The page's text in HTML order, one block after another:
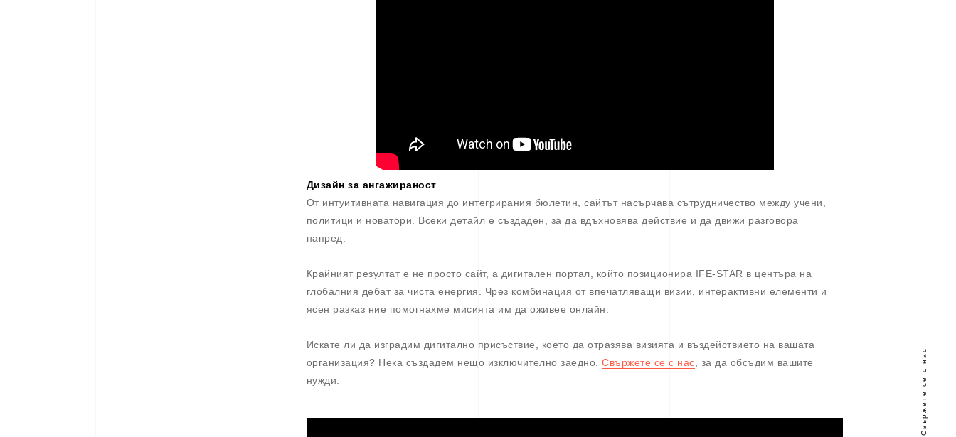
Свържете се с нас
Дизайн за ангажираност
От интуитивната навигация до интегрирания бюлетин, сайтът насърчава сътрудничество между учени,
политици и новатори. Всеки детайл е създаден, за да вдъхновява действие и да движи разговора
напред.
Крайният резултат е не просто сайт, а дигитален портал, който позиционира IFE-STAR в центъра на
глобалния дебат за чиста енергия. Чрез комбинация от впечатляващи визии, интерактивни елементи и
ясен разказ ние помогнахме мисията им да оживее онлайн.
Искате ли да изградим дигитално присъствие, което да отразява визията и въздействието на вашата
организация? Нека създадем нещо изключително заедно.Свържете се с нас , за да обсъдим вашите
нужди.